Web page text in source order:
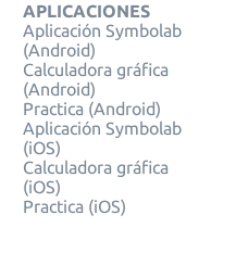
APLICACIONES
Aplicación Symbolab
(Android)
Calculadora gráfica
(Android)
Practica (Android)
Aplicación Symbolab
(iOS)
Calculadora gráfica
(iOS)
Practica (iOS)